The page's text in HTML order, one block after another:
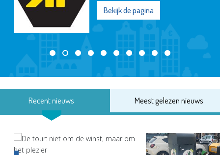
Bekijk de pagina
Recent nieuws Meest gelezen nieuws